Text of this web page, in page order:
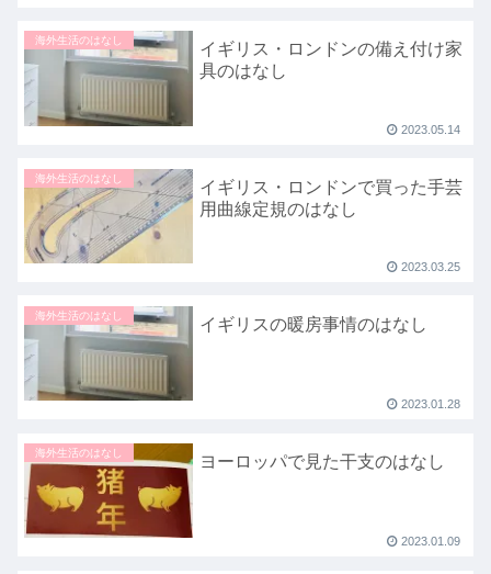
海外生活のはなし
イギリス・ロンドンの備え付け家
具のはなし
2023.05.14
海外生活のはなし
イギリス・ロンドンで買った手芸
用曲線定規のはなし
2023.03.25
海外生活のはなし イギリスの暖房事情のはなし
2023.01.28
海外生活のはなし ヨーロッパで見た干支のはなし
2023.01.09